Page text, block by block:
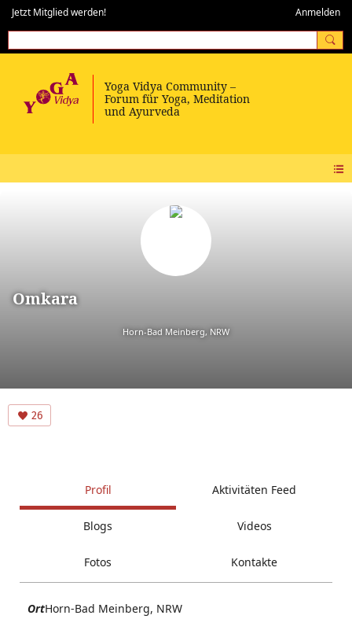
Jetzt Mitglied werden! Anmelden
Omkara
Horn-Bad Meinberg, NRW
26
Profil Aktivitäten Feed
Blogs Videos
Fotos Kontakte
OrtHorn-Bad Meinberg, NRW